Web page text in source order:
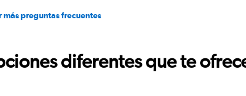
más preguntas frecuentes
diferentes que te